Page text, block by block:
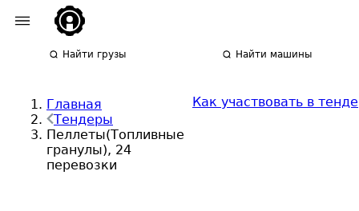
Найти грузы Найти машины
Главная
Тендеры
Пеллеты(Топливные
гранулы), 24
перевозки
Как участвовать в